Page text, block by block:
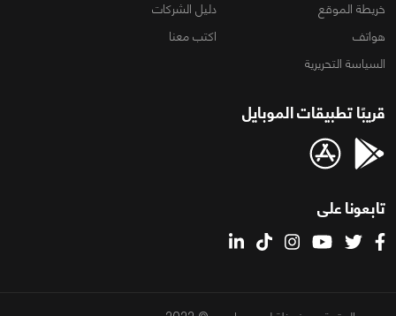
خريطة الموقع
دليل الشركات
هواتف
اكتب معنا
السياسة التحريرية
قريبًا تطبيقات الموبايل
تابعونا على